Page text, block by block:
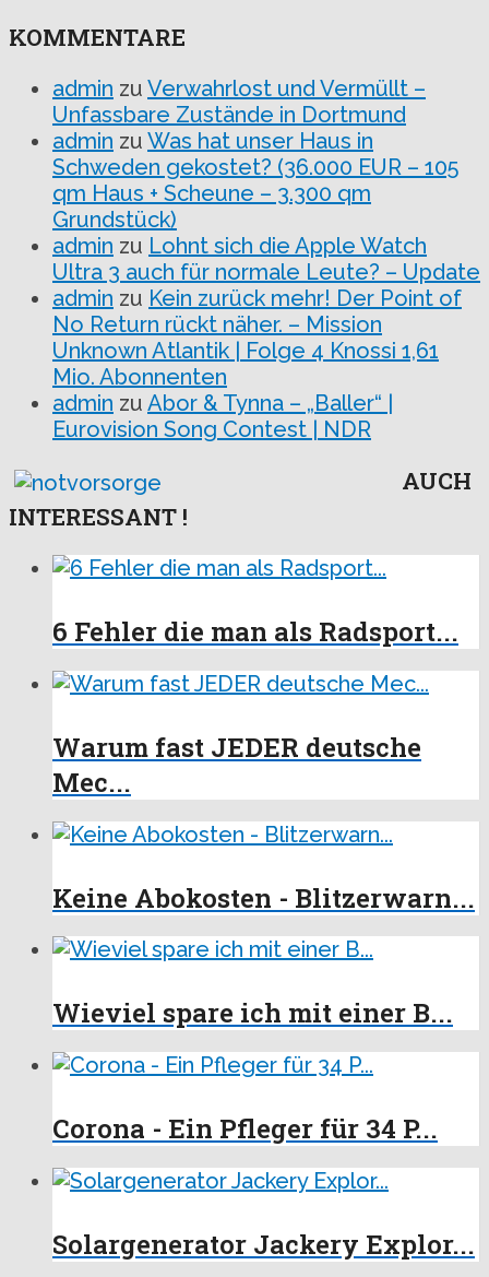
KOMMENTARE
admin zu Verwahrlost und Vermüllt –
Unfassbare Zustände in Dortmund
admin zu Was hat unser Haus in
Schweden gekostet? (36.000 EUR – 105
qm Haus + Scheune – 3.300 qm
Grundstück)
admin zu Lohnt sich die Apple Watch
Ultra 3 auch für normale Leute? – Update
admin zu Kein zurück mehr! Der Point of
No Return rückt näher. – Mission
Unknown Atlantik | Folge 4 Knossi 1,61
Mio. Abonnenten
admin zu Abor & Tynna – „Baller“ |
Eurovision Song Contest | NDR
AUCH
INTERESSANT !
6 Fehler die man als Radsport...
Warum fast JEDER deutsche
Mec...
Keine Abokosten - Blitzerwarn...
Wieviel spare ich mit einer B...
Corona - Ein Pfleger für 34 P...
Solargenerator Jackery Explor...